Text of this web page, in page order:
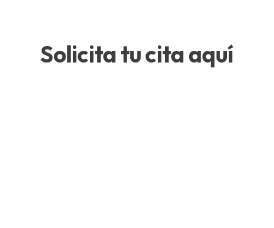
Solicita tu cita aquí